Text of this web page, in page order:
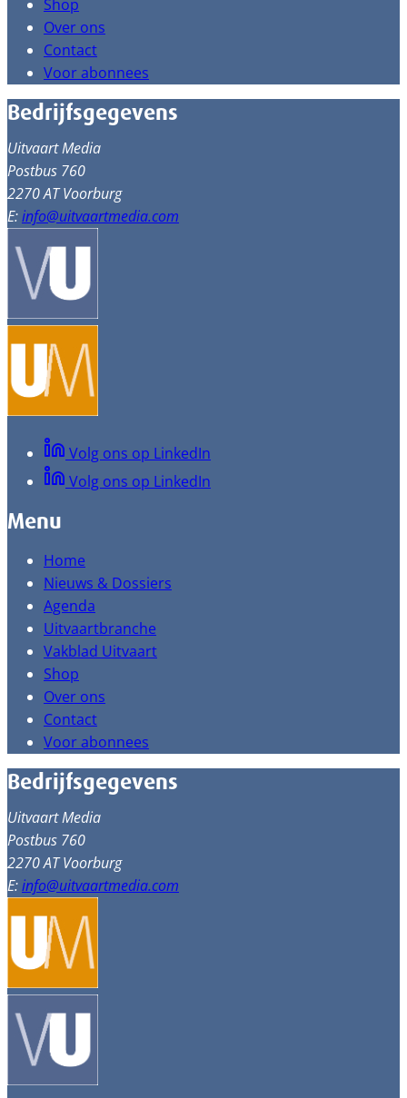
Shop
Over ons
Contact
Voor abonnees
Bedrijfsgegevens
Uitvaart Media
Postbus 760
2270 AT Voorburg
E:info@uitvaartmedia.com
Volg ons op LinkedIn
Volg ons op LinkedIn
Menu
Home
Nieuws & Dossiers
Agenda
Uitvaartbranche
Vakblad Uitvaart
Shop
Over ons
Contact
Voor abonnees
Bedrijfsgegevens
Uitvaart Media
Postbus 760
2270 AT Voorburg
E:info@uitvaartmedia.com